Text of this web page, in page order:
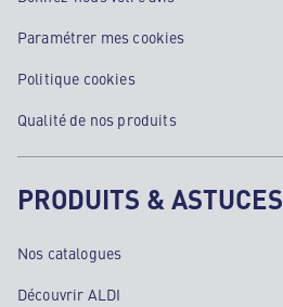
Paramétrer mes cookies
Politique cookies
Qualité de nos produits
PRODUITS & ASTUCES
Nos catalogues
Découvrir ALDI